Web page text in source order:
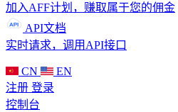
加入AFF计划，赚取属于您的佣金
API文档
实时请求，调用API接口
CN
EN
注册 登录
控制台